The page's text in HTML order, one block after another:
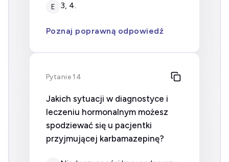
E 3, 4.
Poznaj poprawną odpowiedź
Pytanie 14
Jakich sytuacji w diagnostyce i
leczeniu hormonalnym możesz
spodziewać się u pacjentki
przyjmującej karbamazepinę?